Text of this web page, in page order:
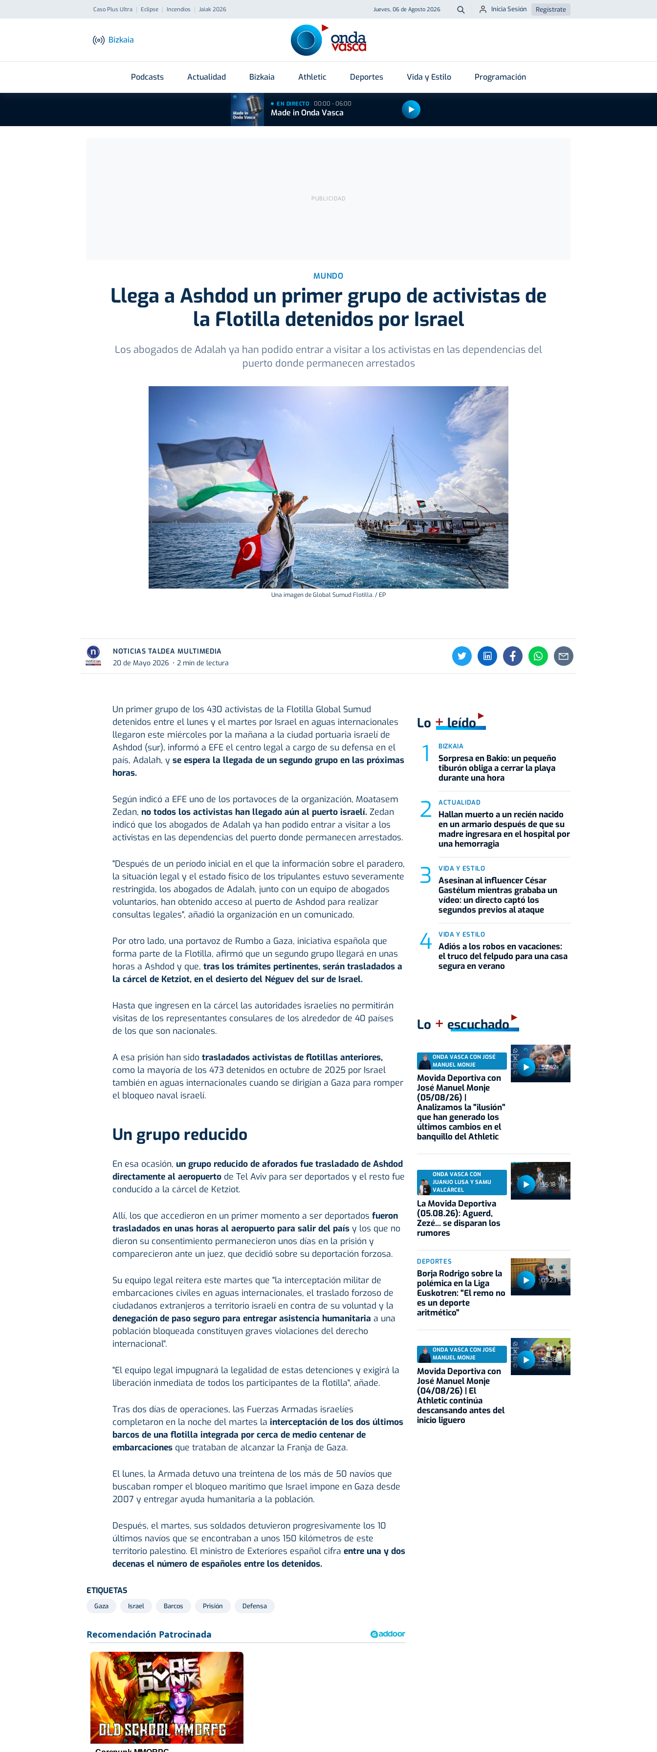
Caso Plus Ultra Eclipse Incendios Jaiak 2026 Jueves, 06 de Agosto 2026 Buscar
Inicia Sesión Regístrate
Bizkaia
Podcasts Actualidad Bizkaia Athletic Deportes Vida y Estilo Programación
EN DIRECTO 00:00 - 06:00
Made in Onda Vasca
MUNDO
Llega a Ashdod un primer grupo de activistas de
la Flotilla detenidos por Israel
Los abogados de Adalah ya han podido entrar a visitar a los activistas en las dependencias del
puerto donde permanecen arrestados
Una imagen de Global Sumud Flotilla. / EP
NOTICIAS TALDEA MULTIMEDIA
20 de Mayo 2026
2 min de lectura
Un primer grupo de los 430 activistas de la Flotilla Global Sumud
detenidos entre el lunes y el martes por Israel en aguas internacionales
llegaron este miércoles por la mañana a la ciudad portuaria israelí de
Ashdod (sur), informó a EFE el centro legal a cargo de su defensa en el
país, Adalah, y se espera la llegada de un segundo grupo en las próximas
horas.
Según indicó a EFE uno de los portavoces de la organización, Moatasem
Zedan, no todos los activistas han llegado aún al puerto israelí.Zedan
indicó que los abogados de Adalah ya han podido entrar a visitar a los
activistas en las dependencias del puerto donde permanecen arrestados.
"Después de un período inicial en el que la información sobre el paradero,
la situación legal y el estado físico de los tripulantes estuvo severamente
restringida, los abogados de Adalah, junto con un equipo de abogados
voluntarios, han obtenido acceso al puerto de Ashdod para realizar
consultas legales", añadió la organización en un comunicado.
Por otro lado, una portavoz de Rumbo a Gaza, iniciativa española que
forma parte de la Flotilla, afirmó que un segundo grupo llegará en unas
horas a Ashdod y que, tras los trámites pertinentes, serán trasladados a
la cárcel de Ketziot, en el desierto del Néguev del sur de Israel.
Hasta que ingresen en la cárcel las autoridades israelíes no permitirán
visitas de los representantes consulares de los alrededor de 40 países
de los que son nacionales.
A esa prisión han sidotrasladados activistas de flotillas anteriores,
como la mayoría de los 473 detenidos en octubre de 2025 por Israel
también en aguas internacionales cuando se dirigían a Gaza para romper
el bloqueo naval israelí.
Un grupo reducido
En esa ocasión, un grupo reducido de aforados fue trasladado de Ashdod
directamente al aeropuertode Tel Aviv para ser deportados y el resto fue
conducido a la cárcel de Ketziot.
Allí, los que accedieron en un primer momento a ser deportados fueron
trasladados en unas horas al aeropuerto para salir del paísy los que no
dieron su consentimiento permanecieron unos días en la prisión y
comparecieron ante un juez, que decidió sobre su deportación forzosa.
Su equipo legal reitera este martes que "la interceptación militar de
embarcaciones civiles en aguas internacionales, el traslado forzoso de
ciudadanos extranjeros a territorio israelí en contra de su voluntad y la
denegación de paso seguro para entregar asistencia humanitaria a una
población bloqueada constituyen graves violaciones del derecho
internacional".
"El equipo legal impugnará la legalidad de estas detenciones y exigirá la
liberación inmediata de todos los participantes de la flotilla", añade.
Tras dos días de operaciones, las Fuerzas Armadas israelíes
completaron en la noche del martes la interceptación de los dos últimos
barcos de una flotilla integrada por cerca de medio centenar de
embarcaciones que trataban de alcanzar la Franja de Gaza.
El lunes, la Armada detuvo una treintena de los más de 50 navíos que
buscaban romper el bloqueo marítimo que Israel impone en Gaza desde
2007 y entregar ayuda humanitaria a la población.
Después, el martes, sus soldados detuvieron progresivamente los 10
últimos navíos que se encontraban a unos 150 kilómetros de este
territorio palestino. El ministro de Exteriores español cifra entre una y dos
decenas el número de españoles entre los detenidos.
ETIQUETAS
Gaza Israel Barcos Prisión Defensa
Lo +leído
BIZKAIA
Sorpresa en Bakio: un pequeño
tiburón obliga a cerrar la playa
durante una hora
ACTUALIDAD
Hallan muerto a un recién nacido
en un armario después de que su
madre ingresara en el hospital por
una hemorragia
VIDA Y ESTILO
Asesinan al influencer César
Gastélum mientras grababa un
vídeo: un directo captó los
segundos previos al ataque
VIDA Y ESTILO
Adiós a los robos en vacaciones:
el truco del felpudo para una casa
segura en verano
Lo + escuchado
52:42
ONDA VASCA CON JOSÉ
MANUEL MONJE
Movida Deportiva con
José Manuel Monje
(05/08/26) |
Analizamos la "ilusión"
que han generado los
últimos cambios en el
banquillo del Athletic
55:18
ONDA VASCA CON
JUANJO LUSA Y SAMU
VALCÁRCEL
La Movida Deportiva
(05.08.26): Aguerd,
Zezé... se disparan los
rumores
09:23
DEPORTES
Borja Rodrigo sobre la
polémica en la Liga
Euskotren: "El remo no
es un deporte
aritmético"
52:38
ONDA VASCA CON JOSÉ
MANUEL MONJE
Movida Deportiva con
José Manuel Monje
(04/08/26) | El
Athletic continúa
descansando antes del
inicio liguero